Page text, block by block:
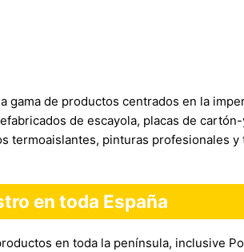
gama de productos centrados en la
de escayola, placas de
termoaislantes, pinturas profesionales
en toda España
en toda la península, inclusive